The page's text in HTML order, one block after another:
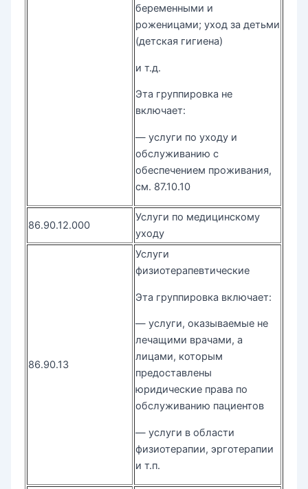
беременными и
роженицами; уход за детьми
(детская гигиена)
и т.д.
Эта группировка не
включает:
— услуги по уходу и
обслуживанию с
обеспечением проживания,
см. 87.10.10
86.90.12.000
Услуги по медицинскому
уходу
86.90.13
Услуги
физиотерапевтические
Эта группировка включает:
— услуги, оказываемые не
лечащими врачами, а
лицами, которым
предоставлены
юридические права по
обслуживанию пациентов
— услуги в области
физиотерапии, эрготерапии
и т.п.